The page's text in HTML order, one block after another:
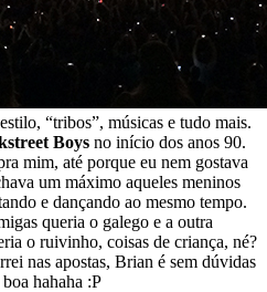
“tribos”, músicas e tudo mais.
Boys no início dos anos 90.
mim, até porque eu nem gostava
um máximo aqueles meninos
e dançando ao mesmo tempo.
queria o galego e a outra
o ruivinho, coisas de criança, né?
nas apostas, Brian é sem dúvidas
hahaha :P